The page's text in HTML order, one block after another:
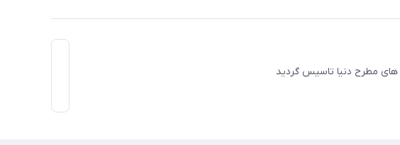
برند های مطرح دنیا تاسیس گردید